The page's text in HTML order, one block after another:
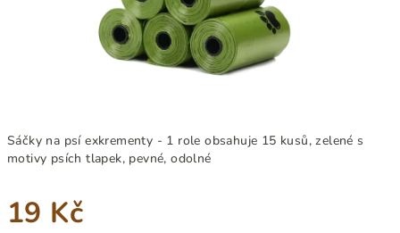
Sáčky na psí exkrementy - 1 role obsahuje 15 kusů, zelené s
motivy psích tlapek, pevné, odolné
19 Kč